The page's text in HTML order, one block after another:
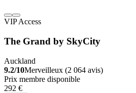
VIP Access
The Grand by SkyCity
Auckland
9.2/10Merveilleux (2 064 avis)
Prix membre disponible
292 €